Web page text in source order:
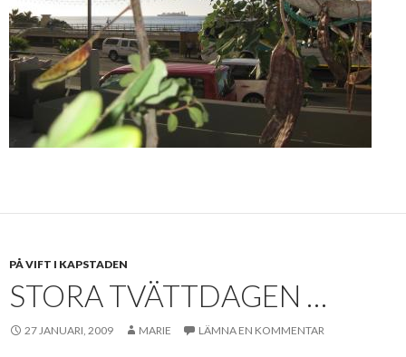
PÅ VIFT I KAPSTADEN
STORA TVÄTTDAGEN …
27 JANUARI, 2009 MARIE LÄMNA EN KOMMENTAR